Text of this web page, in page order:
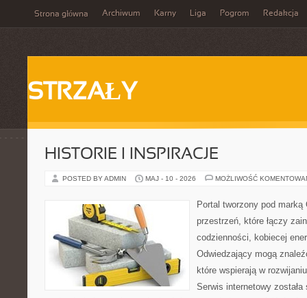
Strona główna Archiwum Karny Liga Pogrom Redakcja
STRZAŁY
HISTORIE I INSPIRACJE
POSTED BY ADMIN MAJ - 10 - 2026 MOŻLIWOŚĆ
Portal tworzony pod
przestrzeń, które łączy
codzienności, kobiecej
Odwiedzający mogą
które wspierają w
Serwis internetowy